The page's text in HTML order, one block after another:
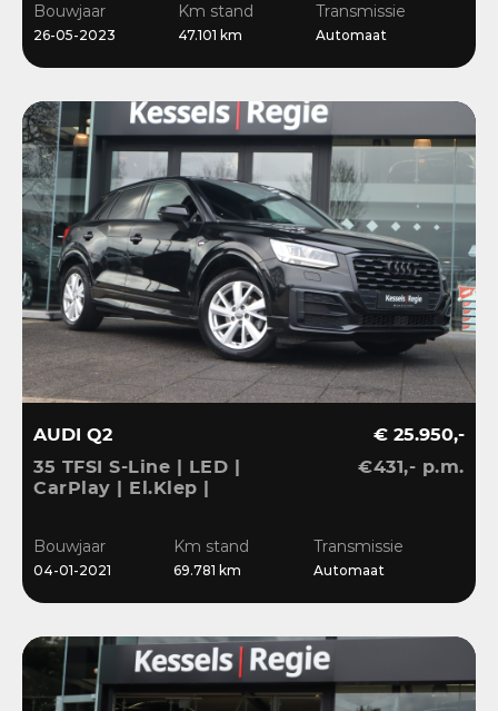
Navi | Sensoren | 17”
Bouwjaar
26-05-2023
Km stand
47.101 km
Transmissie
Automaat
AUDI Q2
35 TFSI S-Line | LED |
CarPlay | El.Klep |
€ 25.950,-
€431,- p.m.
Bouwjaar
04-01-2021
Km stand
69.781 km
Transmissie
Automaat